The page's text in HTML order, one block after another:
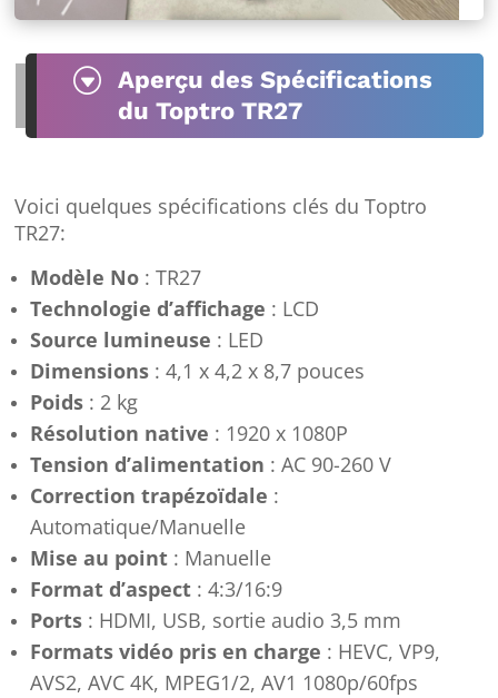
G
Aperçu des Spécifications
du Toptro TR27
Voici quelques spécifications clés du Toptro
TR27:
Modèle No : TR27
Technologie d’affichage : LCD
Source lumineuse : LED
Dimensions : 4,1 x 4,2 x 8,7 pouces
Poids : 2 kg
Résolution native : 1920 x 1080P
Tension d’alimentation : AC 90-260 V
Correction trapézoïdale :
Automatique/Manuelle
Mise au point : Manuelle
Format d’aspect : 4:3/16:9
Ports : HDMI, USB, sortie audio 3,5 mm
Formats vidéo pris en charge : HEVC, VP9,
AVS2, AVC 4K, MPEG1/2, AV1 1080p/60fps